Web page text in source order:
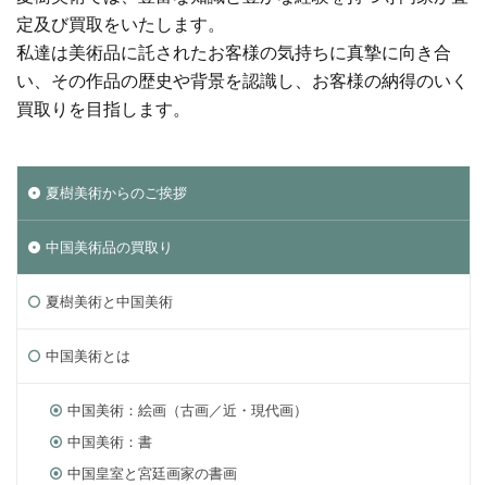
定及び買取をいたします。
私達は美術品に託されたお客様の気持ちに真摯に向き合
い、その作品の歴史や背景を認識し、お客様の納得のいく
買取りを目指します。
夏樹美術からのご挨拶
中国美術品の買取り
夏樹美術と中国美術
中国美術とは
中国美術：絵画（古画／近・現代画）
中国美術：書
中国皇室と宮廷画家の書画